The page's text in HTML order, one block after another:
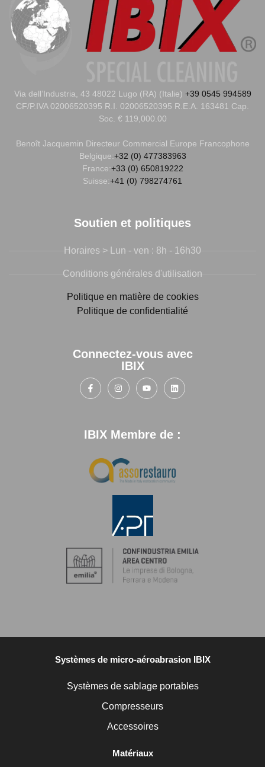
Via dell’Industria, 43 48022 Lugo (RA) (Italie) +39 0545 994589
CF/P.IVA 02006520395 R.I. 02006520395 R.E.A. 163481 Cap.
Soc. € 119,000.00
Benoît Jacquemin Directeur Commercial Europe Francophone
Belgique:+32 (0) 477383963
France:+33 (0) 650819222
Suisse:+41 (0) 798274761
Soutien et politiques
Horaires > Lun - ven : 8h - 16h30
Conditions générales d'utilisation
Politique en matière de cookies
Politique de confidentialité
Connectez-vous avec
IBIX
IBIX Membre de :
Systèmes de micro-aéroabrasion IBIX
Systèmes de sablage portables
Compresseurs
Accessoires
Matériaux